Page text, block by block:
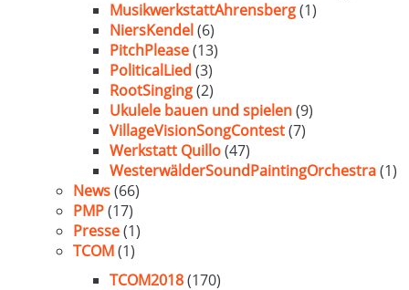
MusikwerkstattAhrensberg(1)
NiersKendel(6)
PitchPlease(13)
PoliticalLied (3)
RootSinging(2)
Ukulele bauen und spielen(9)
VillageVisionSongContest(7)
Werkstatt Quillo(47)
WesterwälderSoundPaintingOrchestra(1)
News(66)
PMP(17)
Presse(1)
TCOM(1)
TCOM2018(170)